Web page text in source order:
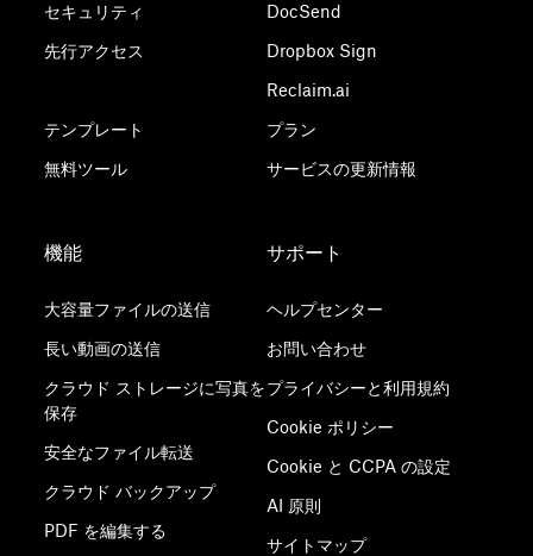
セキュリティ
先行アクセス
テンプレート
無料ツール
DocSend
Dropbox Sign
Reclaim.ai
プラン
サービスの更新情報
機能
大容量ファイルの送信
長い動画の送信
クラウド ストレージに写真を
保存
安全なファイル転送
クラウド バックアップ
PDF を編集する
サポート
ヘルプセンター
お問い合わせ
プライバシーと利用規約
Cookie ポリシー
Cookie と CCPA の設定
AI 原則
サイトマップ